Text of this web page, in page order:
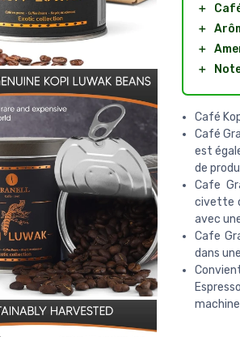
＋
＋
＋
＋
Café
Café
est
de
Cafe
civette
avec
Cafe
dans